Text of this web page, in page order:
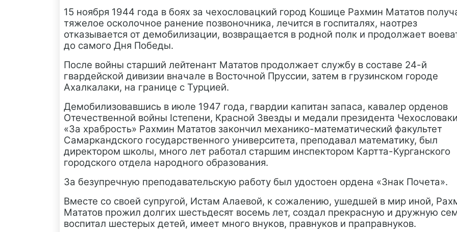
15 ноября 1944 года в боях за чехословацкий город Кошице Рахмин Мататов
тяжелое осколочное ранение позвоночника, лечится в госпиталях, наотрез
отказывается от демобилизации, возвращается в родной полк и продолжает
до самого Дня Победы.
После войны старший лейтенант Мататов продолжает службу в составе 24-й
гвардейской дивизии вначале в Восточной Пруссии, затем в грузинском городе
Ахалкалаки, на границе с Турцией.
Демобилизовавшись в июле 1947 года, гвардии капитан запаса, кавалер орденов
Отечественной войны Iстепени, Красной Звезды и медали президента
«За храбрость» Рахмин Мататов закончил механико-математический факультет
Самаркандского государственного университета, преподавал математику, был
директором школы, много лет работал старшим инспектором Картта-Курганского
городского отдела народного образования.
За безупречную преподавательскую работу был удостоен ордена «Знак Почета».
Вместе со своей супругой, Истам Алаевой, к сожалению, ушедшей в мир иной,
Мататов прожил долгих шестьдесят восемь лет, создал прекрасную и дружную
воспитал шестерых детей, имеет много внуков, правнуков и праправнуков.